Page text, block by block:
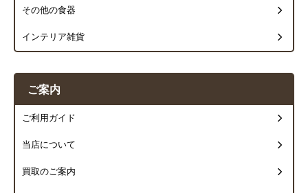
その他の食器
インテリア雑貨
ご案内
ご利用ガイド
当店について
買取のご案内